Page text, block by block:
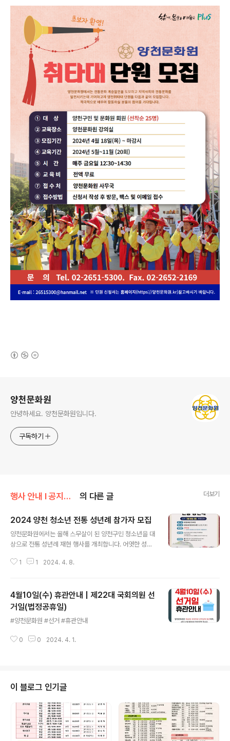
양천문화원
안녕하세요. 양천문화원입니다.
구독하기
행사 안내 Ι 공지사항/공지사항 의 다른 글 더보기
2024 양천 청소년 전통 성년례 참가자 모집
양천문화원에서는 올해 스무살이 된 양천구민 청소년을 대
상으로 전통 성년례 재현 행사를 개최합니다. 어엿한 성인
알리는 뜻 깊은 자리를 마련하였으니, 가족⦁지인과 함께 참
24. 5. 18.(토) 11:00 ~▣ 장 소 : 양천문화원 잔디마당
(서울시 양천구 목동남로 106)▣ 주 최 : 양천문화원▣
후 원 : 양천구▣ 문 의 : 02-2651-5300 ● 참가
(남 3명, 여 3명)▣ 참 가 비 : 전액무료(※ 참가자 ..
1 1 2024. 4. 8.
4월10일(수) 휴관안내 | 제22대 국회의원 선
거일(법정공휴일)
#양천문화원 #선거 #휴관안내
0 0 2024. 4. 1.
이 블로그 인기글